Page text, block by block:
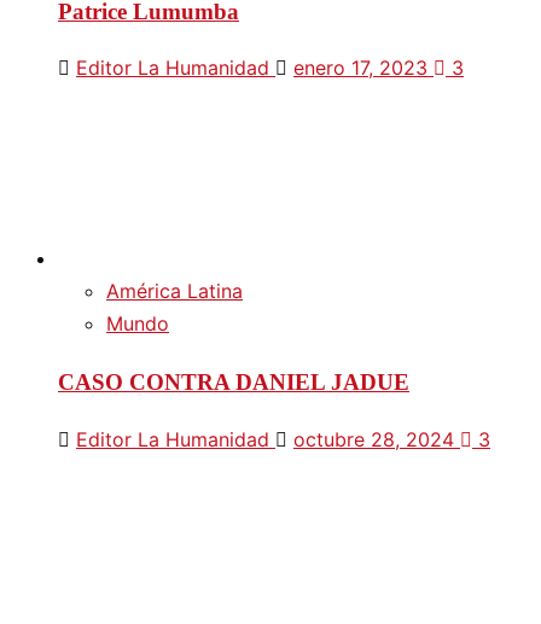
Patrice Lumumba
Editor La Humanidad enero 17, 2023 3
América Latina
Mundo
CASO CONTRA DANIEL JADUE
Editor La Humanidad octubre 28, 2024 3